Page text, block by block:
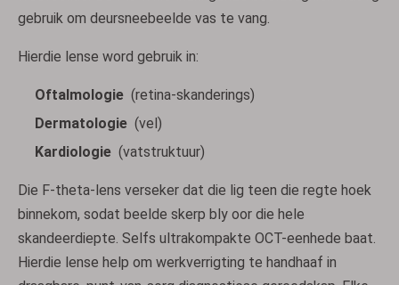
gebruik om deursneebeelde vas te vang.
Hierdie lense word gebruik in:
Oftalmologie (retina-skanderings)
Dermatologie (vel)
Kardiologie (vatstruktuur)
Die F-theta-lens verseker dat die lig teen die regte hoek
binnekom, sodat beelde skerp bly oor die hele
skandeerdiepte. Selfs ultrakompakte OCT-eenhede baat.
Hierdie lense help om werkverrigting te handhaaf in